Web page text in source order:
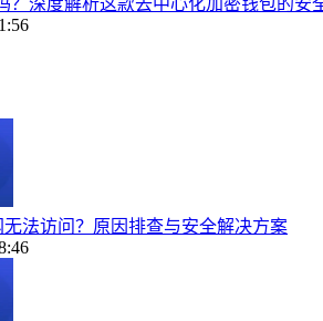
？深度解析这款去中心化加密钱包的安
无法访问？原因排查与安全解决方案